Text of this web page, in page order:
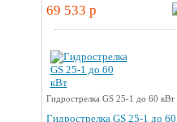
69 533 p
Гидрострелка GS 25-1 до 60 кВт
Гидрострелка GS 25-1 до 60